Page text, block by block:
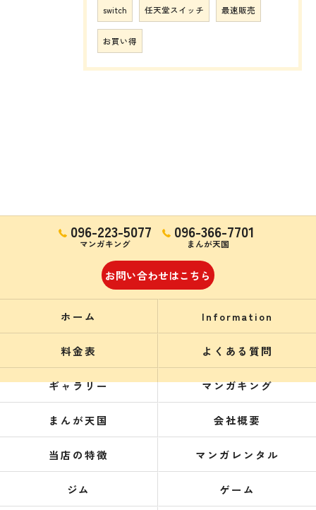
switch 任天堂スイッチ 最速販売
お買い得
096-223-5077
マンガキング
096-366-7701
まんが天国
お問い合わせはこちら
ホーム Information
料金表 よくある質問
ギャラリー マンガキング
まんが天国 会社概要
当店の特徴 マンガレンタル
ジム ゲーム